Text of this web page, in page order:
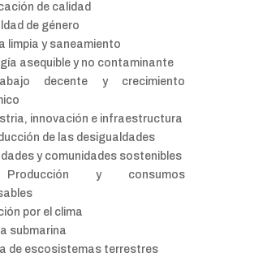
de calidad
de género
limpia y saneamiento
asequible y no contaminante
decente y crecimiento
innovación e infraestructura
de las desigualdades
y comunidades sostenibles
y consumos
por el clima
submarina
de escosistemas terrestres